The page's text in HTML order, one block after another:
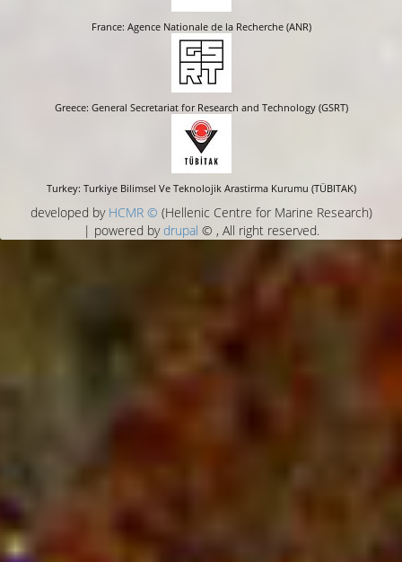
France: Agence Nationale de la Recherche (ANR)
Greece: General Secretariat for Research and Technology (GSRT)
Turkey: Turkiye Bilimsel Ve Teknolojik Arastirma Kurumu (TÜBITAK)
developed by HCMR © (Hellenic Centre for Marine Research)
| powered by drupal © , All right reserved.